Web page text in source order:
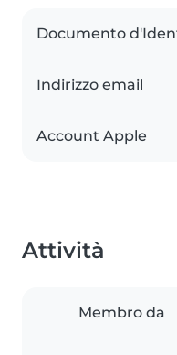
Documento
Indirizzo email
Account Apple
Attività
Membro da